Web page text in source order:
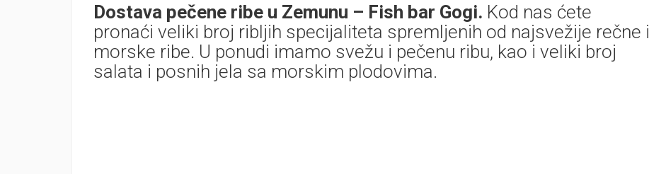
Dostava pečene ribe u Zemunu – Fish bar Gogi. Kod nas ćete
pronaći veliki broj ribljih specijaliteta spremljenih od najsvežije rečne i
morske ribe. U ponudi imamo svežu i pečenu ribu, kao i veliki broj
salata i posnih jela sa morskim plodovima.